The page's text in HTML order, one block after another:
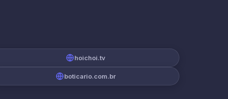
hoichoi.tv
boticario.com.br